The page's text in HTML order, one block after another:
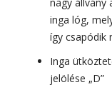
inga lóg,
így csapódik
Inga
jelölése „D”